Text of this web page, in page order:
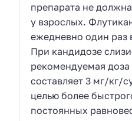
препарата не
у взрослых.
ежедневно один раз
При кандидозе
рекомендуемая
составляет 3 мг/кг/
целью более
постоянных